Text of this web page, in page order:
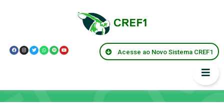
Acesse ao Novo Sistema CREF1